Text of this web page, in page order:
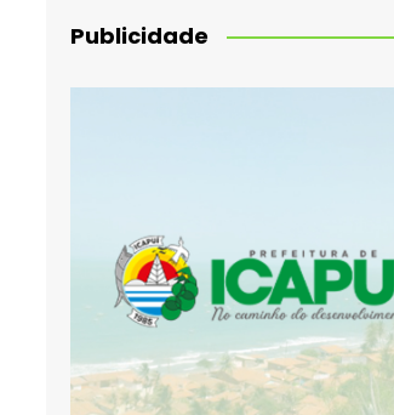
Publicidade